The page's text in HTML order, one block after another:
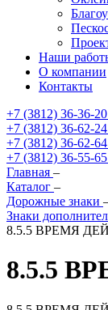
Наши
О компании
Контакты
+7 (3812) 36-36-20
+7 (3812) 36-62-24
+7 (3812) 36-62-
+7 (3812) 36-55-
Главная –
Каталог –
Дорожные знаки
Знаки
8.5.5 ВРЕМЯ
8.5.5